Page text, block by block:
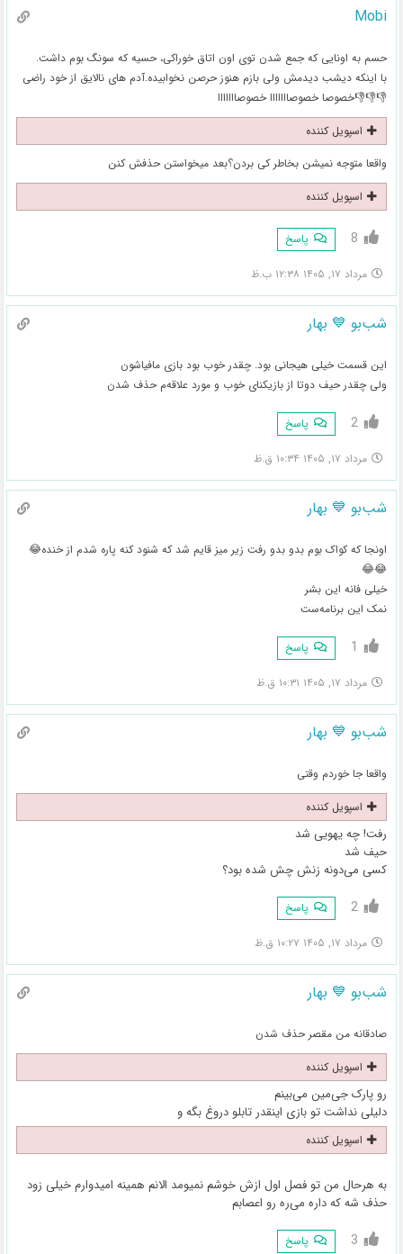
Mobi
حسم به اونایی که جمع شدن توی اون اتاق خوراکی، حسیه که سونگ بوم داشت.
با اینکه دیشب دیدمش ولی بازم هنوز حرصن نخوابیده‌.آدم های نالایق از خود راضی
👎👎👎خصوصا خصوصااااااا خصوصااااااا
اسپویل کننده
واقعا متوجه نمیشن بخاطر کی بردن؟بعد میخواستن حذفش کنن
اسپویل کننده
8 پاسخ
مرداد ۱۷, ۱۴۰۵ ۱۲:۳۸ ب.ظ
شب‌بو 💙 بهار
این قسمت خیلی هیجانی بود. چقدر خوب بود بازی مافیاشون
ولی چقدر حیف دوتا از بازیکنای خوب و مورد علاقه‌م حذف شدن
2 پاسخ
مرداد ۱۷, ۱۴۰۵ ۱۰:۳۴ ق.ظ
شب‌بو 💙 بهار
اونجا که کواک بوم بدو بدو رفت زیر میز قایم شد که شنود کنه پاره شدم از خنده😂
😂😂
خیلی فانه این بشر
نمک این برنامه‌ست
1 پاسخ
مرداد ۱۷, ۱۴۰۵ ۱۰:۳۱ ق.ظ
شب‌بو 💙 بهار
واقعا جا خوردم وقتی
اسپویل کننده
رفت! چه یهویی شد
حیف شد
کسی می‌دونه زنش چش شده بود؟
2 پاسخ
مرداد ۱۷, ۱۴۰۵ ۱۰:۲۷ ق.ظ
شب‌بو 💙 بهار
صادقانه من مقصر حذف شدن
اسپویل کننده
رو پارک جی‌مین می‌بینم
دلیلی نداشت تو بازی اینقدر تابلو دروغ بگه و
اسپویل کننده
به هرحال من تو فصل اول ازش خوشم نمیومد الانم همینه امیدوارم خیلی زود
حذف شه که داره می‌ره رو اعصابم
3 پاسخ